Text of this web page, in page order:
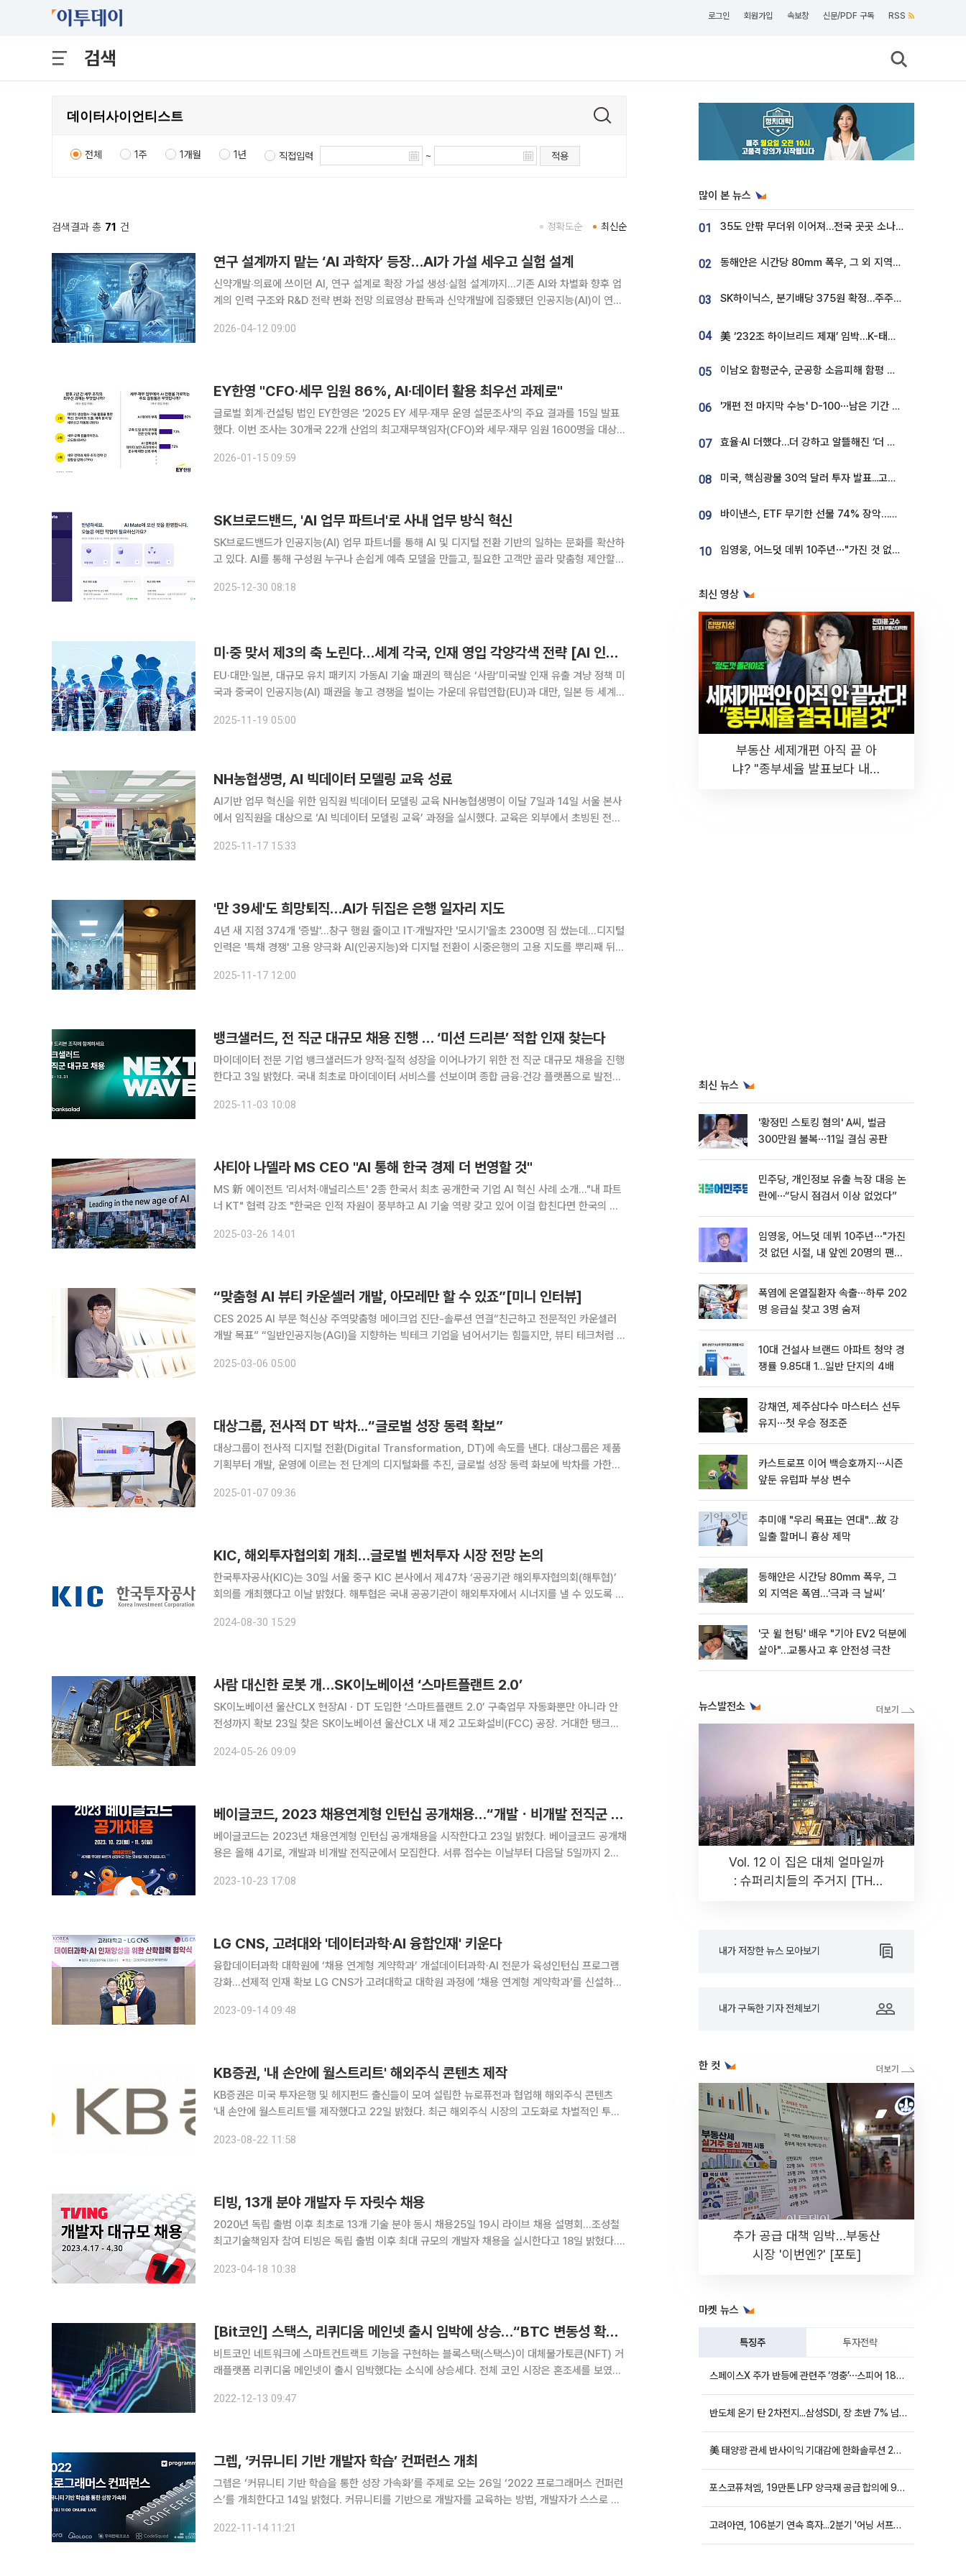
로그인 회원가입 속보창 신문/PDF 구독 RSS
검색
전체 1주 1개월 1년 직접입력 ~ 적용
검색결과 총 71 건 최신순
정확도순
연구 설계까지 맡는 ‘AI 과학자’ 등장…AI가 가설 세우고 실험 설계
신약개발‧의료에 쓰이던 AI, 연구 설계로 확장 가설 생성·실험 설계까지…기존 AI와 차별화 향후 업
계의 인력 구조와 R&D 전략 변화 전망 의료영상 판독과 신약개발에 집중됐던 인공지능(AI)이 연구
과학자’ 개념이 등장하면서 연구개발(R&D) 방식 자
2026-04-12 09:00
EY한영 "CFO·세무 임원 86%, AI·데이터 활용 최우선 과제로"
글로벌 회계·컨설팅 법인 EY한영은 '2025 EY 세무·재무 운영 설문조사'의 주요 결과를 15일 발표
했다. 이번 조사는 30개국 22개 산업의 최고재무책임자(CFO)와 세무·재무 임원 1600명을 대상으
임원의 86%는 데이터·생성형 인공지능(AI)·기술
2026-01-15 09:59
SK브로드밴드, 'AI 업무 파트너'로 사내 업무 방식 혁신
SK브로드밴드가 인공지능(AI) 업무 파트너를 통해 AI 및 디지털 전환 기반의 일하는 문화를 확산하
고 있다. AI를 통해 구성원 누구나 손쉽게 예측 모델을 만들고, 필요한 고객만 골라 맞춤형 제안할
대된다. 30일 SK브로드밴드는 구성원들이 자신의 업무 데
2025-12-30 08:18
미·중 맞서 제3의 축 노린다…세계 각국, 인재 영입 각양각색 전략 [AI 인재 대공백 下]
EU·대만·일본, 대규모 유치 패키지 가동AI 기술 패권의 핵심은 ‘사람’미국발 인재 유출 겨냥 정책 미
국과 중국이 인공지능(AI) 패권을 놓고 경쟁을 벌이는 가운데 유럽연합(EU)과 대만, 일본 등 세계
는 지난달 미국과 중국 기술 의존도를 줄이기 위한 전
2025-11-19 05:00
NH농협생명, AI 빅데이터 모델링 교육 성료
AI기반 업무 혁신을 위한 임직원 빅데이터 모델링 교육 NH농협생명이 이달 7일과 14일 서울 본사
에서 임직원을 대상으로 ‘AI 빅데이터 모델링 교육’ 과정을 실시했다. 교육은 외부에서 초빙된 전문
세스 △금융권 AI 모델 구축 사례 분석 △업무 활용 인사
2025-11-17 15:33
'만 39세'도 희망퇴직…AI가 뒤집은 은행 일자리 지도
4년 새 지점 374개 '증발'…창구 행원 줄이고 IT·개발자만 '모시기'올초 2300명 짐 쌌는데…디지털
인력은 '특채 경쟁' 고용 양극화 AI(인공지능)와 디지털 전환이 시중은행의 고용 지도를 뿌리째 뒤흔
터 인력은 ‘모시기 경쟁’이 벌어지는 등 ‘고용
2025-11-17 12:00
뱅크샐러드, 전 직군 대규모 채용 진행 … ‘미션 드리븐’ 적합 인재 찾는다
마이데이터 전문 기업 뱅크샐러드가 양적·질적 성장을 이어나가기 위한 전 직군 대규모 채용을 진행
한다고 3일 밝혔다. 국내 최초로 마이데이터 서비스를 선보이며 종합 금융∙건강 플랫폼으로 발전한
2025-11-03 10:08
사티아 나델라 MS CEO "AI 통해 한국 경제 더 번영할 것"
MS 新 에이전트 '리서처·애널리스트' 2종 한국서 최초 공개한국 기업 AI 혁신 사례 소개…"내 파트
너 KT" 협력 강조 "한국은 인적 자원이 풍부하고 AI 기술 역량 갖고 있어 이걸 합친다면 한국의 더
재aT센터에서 개최한 'MS AI 투어 인 서
2025-03-26 14:01
“맞춤형 AI 뷰티 카운셀러 개발, 아모레만 할 수 있죠”[미니 인터뷰]
CES 2025 AI 부문 혁신상 주역맞춤형 메이크업 진단-솔루션 연결“친근하고 전문적인 카운셀러
개발 목표” “일반인공지능(AGI)을 지향하는 빅테크 기업을 넘어서기는 힘들지만, 뷰티 테크처럼 특
‘인공지능(AI) 강자’다. 세계 최대 정보기술(IT)·가
2025-03-06 05:00
대상그룹, 전사적 DT 박차...“글로벌 성장 동력 확보”
대상그룹이 전사적 디지털 전환(Digital Transformation, DT)에 속도를 낸다. 대상그룹은 제품
기획부터 개발, 운영에 이르는 전 단계의 디지털화를 추진, 글로벌 성장 동력 화보에 박차를 가한다
DAYS는 고객 반응, 매출
2025-01-07 09:36
KIC, 해외투자협의회 개최…글로벌 벤처투자 시장 전망 논의
한국투자공사(KIC)는 30일 서울 중구 KIC 본사에서 제47차 ‘공공기관 해외투자협의회(해투협)’
회의를 개최했다고 이날 밝혔다. 해투협은 국내 공공기관이 해외투자에서 시너지를 낼 수 있도록 지
자가 참석했다. 이날 발표에 나선 슈로더 캐피탈(Sch
2024-08-30 15:29
사람 대신한 로봇 개…SK이노베이션 ‘스마트플랜트 2.0’
SK이노베이션 울산CLX 현장AIㆍDT 도입한 ‘스마트플랜트 2.0’ 구축업무 자동화뿐만 아니라 안
전성까지 확보 23일 찾은 SK이노베이션 울산CLX 내 제2 고도화설비(FCC) 공장. 거대한 탱크와
2024-05-26 09:09
베이글코드, 2023 채용연계형 인턴십 공개채용…“개발ㆍ비개발 전직군 모집”
베이글코드는 2023년 채용연계형 인턴십 공개채용을 시작한다고 23일 밝혔다. 베이글코드 공개채
용은 올해 4기로, 개발과 비개발 전직군에서 모집한다. 서류 접수는 이날부터 다음달 5일까지 2주
개발 직군의 경우 지원자 전원에게 온라인 코딩테스트 기회를
2023-10-23 17:08
LG CNS, 고려대와 '데이터과학·AI 융합인재' 키운다
융합데이터과학 대학원에 ‘채용 연계형 계약학과’ 개설데이터과학·AI 전문가 육성인턴십 프로그램
강화…선제적 인재 확보 LG CNS가 고려대학교 대학원 과정에 ‘채용 연계형 계약학과’를 신설하고,
암동 대학 본관에서 ‘데이터과학·AI 인재양성을 위한
2023-09-14 09:48
KB증권, '내 손안에 월스트리트' 해외주식 콘텐츠 제작
KB증권은 미국 투자은행 및 헤지펀드 출신들이 모여 설립한 뉴로퓨전과 협업해 해외주식 콘텐츠
'내 손안에 월스트리트'를 제작했다고 22일 밝혔다. 최근 해외주식 시장의 고도화로 차별적인 투자
2023-08-22 11:58
티빙, 13개 분야 개발자 두 자릿수 채용
2020년 독립 출범 이후 최초로 13개 기술 분야 동시 채용25일 19시 라이브 채용 설명회…조성철
최고기술책임자 참여 티빙은 독립 출범 이후 최대 규모의 개발자 채용을 실시한다고 18일 밝혔다.
△앱개발자(AOS) △프론트엔드(웹) △프론트엔드(TV) △
2023-04-18 10:38
[Bit코인] 스택스, 리퀴디움 메인넷 출시 임박에 상승…“BTC 변동성 확대 후 바닥”
비트코인 네트워크에 스마트컨트랙트 기능을 구현하는 블록스택(스택스)이 대체불가토큰(NFT) 거
래플랫폼 리퀴디움 메인넷이 출시 임박했다는 소식에 상승세다. 전체 코인 시장은 혼조세를 보였고,
산(암호화폐) 통계사이트 코인게코에 따르면 비트코인은 0.9%
2022-12-13 09:47
그렙, ‘커뮤니티 기반 개발자 학습’ 컨퍼런스 개최
그렙은 ‘커뮤니티 기반 학습을 통한 성장 가속화’를 주제로 오는 26일 ‘2022 프로그래머스 컨퍼런
스’를 개최한다고 14일 밝혔다. 커뮤니티를 기반으로 개발자를 교육하는 방법, 개발자가 스스로 학
런스다. 이번 행사는 총 5개의 발표 세션과 2개의 패
2022-11-14 11:21
많이 본 뉴스
01 35도 안팎 무더위 이어져…전국 곳곳 소나기 [오늘 날씨]
02 동해안은 시간당 80㎜ 폭우, 그 외 지역은 폭염…‘극과 극 날씨’
03 SK하이닉스, 분기배당 375원 확정…주주환원책 9월로 앞당겨 발표
04 美 ‘232조 하이브리드 제재’ 임박…K-태양광, 불확실성 털고 날개 다나
05 이남오 함평군수, 군공항 소음피해 함평 보상 요구
06 '개편 전 마지막 수능' D-100⋯남은 기간 성적 올릴 전략은
07 효율·AI 더했다…더 강하고 알뜰해진 ‘더 뉴 그랜저 하이브리드’ [ET의 모빌리티]
08 미국, 핵심광물 30억 달러 투자 발표...고려아연 대미투자 언급
09 바이낸스, ETF 무기한 선물 74% 장악…한국 레버리지 ETF 거래 급증 [e가상자산]
10 임영웅, 어느덧 데뷔 10주년⋯"가진 것 없던 시절, 내 앞엔 20명의 팬뿐"
최신 영상
부동산 세제개편 아직 끝 아
냐? "종부세율 발표보다 내릴
최신 뉴스
'황정민 스토킹 혐의' A씨, 벌금
300만원 불복⋯11일 결심 공판
민주당, 개인정보 유출 늑장 대응 논
란에⋯“당시 점검서 이상 없었다”
임영웅, 어느덧 데뷔 10주년⋯"가진
것 없던 시절, 내 앞엔 20명의 팬
폭염에 온열질환자 속출⋯하루 202
명 응급실 찾고 3명 숨져
10대 건설사 브랜드 아파트 청약 경
쟁률 9.85대 1…일반 단지의 4배
강채연, 제주삼다수 마스터스 선두
유지⋯첫 우승 정조준
카스트로프 이어 백승호까지⋯시즌
앞둔 유럽파 부상 변수
추미애 "우리 목표는 연대"…故 강
일출 할머니 흉상 제막
동해안은 시간당 80㎜ 폭우, 그
외 지역은 폭염…‘극과 극 날씨’
'굿 윌 헌팅' 배우 "기아 EV2 덕분에
살아"…교통사고 후 안전성 극찬
뉴스발전소
Vol. 12 이 집은 대체 얼마일까
: 슈퍼리치들의 주거지 [THE
내가 저장한 뉴스 모아보기
내가 구독한 기자 전체보기
한 컷
추가 공급 대책 임박…부동산
시장 '이번엔?' [포토]
마켓 뉴스
특징주 투자전략
스페이스X 주가 반등에 관련주 ‘껑충’⋯스피어 18%ㆍ에이치브이엠 12%↑
반도체 온기 탄 2차전지...삼성SDI, 장 초반 7% 넘게 껑충
美 태양광 관세 반사이익 기대감에 한화솔루션 20%대·OCI홀딩스 14%대 급등
포스코퓨처엠, 19만톤 LFP 양극재 공급 합의에 9%대 강세
고려아연, 106분기 연속 흑자...2분기 '어닝 서프라이즈'에 장 초반 12%대 강세